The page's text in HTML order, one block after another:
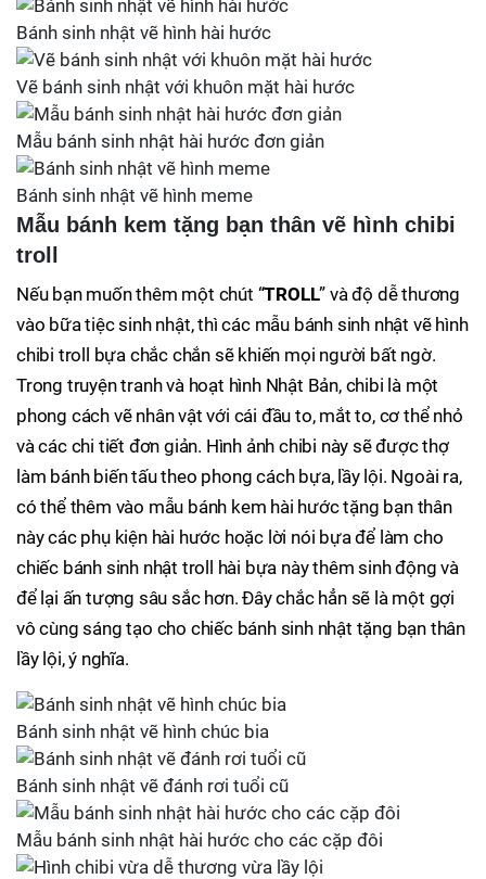
Bánh sinh nhật vẽ hình hài hước
Vẽ bánh sinh nhật với khuôn mặt hài hước
Mẫu bánh sinh nhật hài hước đơn giản
Bánh sinh nhật vẽ hình meme
Mẫu bánh kem tặng bạn thân vẽ hình chibi
troll
Nếu bạn muốn thêm một chút “TROLL” và độ dễ thương
vào bữa tiệc sinh nhật, thì các mẫu bánh sinh nhật vẽ hình
chibi troll bựa chắc chắn sẽ khiến mọi người bất ngờ.
Trong truyện tranh và hoạt hình Nhật Bản, chibi là một
phong cách vẽ nhân vật với cái đầu to, mắt to, cơ thể nhỏ
và các chi tiết đơn giản. Hình ảnh chibi này sẽ được thợ
làm bánh biến tấu theo phong cách bựa, lầy lội. Ngoài ra,
có thể thêm vào mẫu bánh kem hài hước tặng bạn thân
này các phụ kiện hài hước hoặc lời nói bựa để làm cho
chiếc bánh sinh nhật troll hài bựa này thêm sinh động và
để lại ấn tượng sâu sắc hơn. Đây chắc hẳn sẽ là một gợi
vô cùng sáng tạo cho chiếc bánh sinh nhật tặng bạn thân
lầy lội, ý nghĩa.
Bánh sinh nhật vẽ hình chúc bia
Bánh sinh nhật vẽ đánh rơi tuổi cũ
Mẫu bánh sinh nhật hài hước cho các cặp đôi